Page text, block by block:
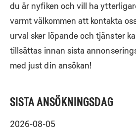
du är nyfiken och vill ha
varmt välkommen att kontakta
urval sker löpande och tjänster
tillsättas innan sista
med just din ansökan!
SISTA ANSÖKNINGSDAG
2026-08-05